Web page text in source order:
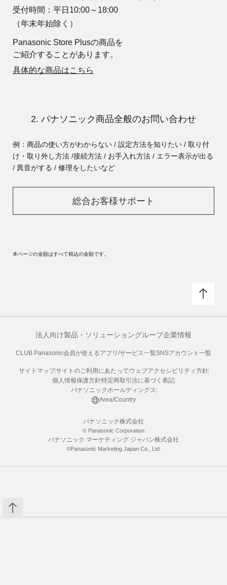
受付時間：平日10:00～18:00
（年末年始除く）
Panasonic Store Plusの商品を
ご紹介することがあります。
具体的な商品はこちら
2. パナソニック商品全般のお問い合わせ
例：商品の使い方がわからない / 設定方法を知りたい / 取り付
け・取り外し方法 /接続方法 / お手入れ方法 / エラー表示が出る
/ 異音がする / 修理をしたいなど
総合お客様サポート
本ページの金額はすべて税込の金額です。
法人向け製品・ソリューショングループ企業情報
CLUB Panasonic会員が使えるアプリ/サービス一覧SNSアカウント一覧
サイトマップサイトのご利用にあたって ウェブアクセシビリティ方針
個人情報保護方針特定商取引法に基づく表記
パナソニックホールディングス
Area/Country
パナソニック株式会社
© Panasonic Corporation
パナソニック マーケティング ジャパン株式会社
©Panasonic Marketing Japan Co., Ltd.